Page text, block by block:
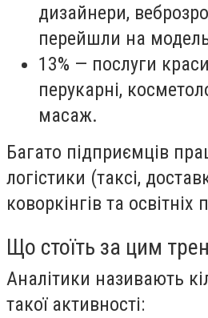
дизайнери,
перейшли на
13% — послуги
перукарні,
масаж.
Багато підприємців
логістики (таксі,
коворкінгів та освітніх
Що стоїть за цим
Аналітики називають
такої активності: